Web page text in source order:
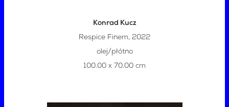
Konrad Kucz
Respice Finem, 2022
olej/płótno
100.00 x 70.00 cm